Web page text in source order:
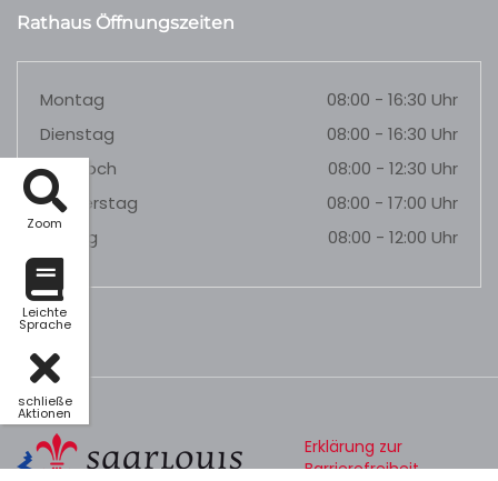
Zoom
Leichte
Sprache
schließe
Aktionen
Rathaus Öffnungszeiten
Montag
08:00 - 16:30 Uhr
Dienstag
08:00 - 16:30 Uhr
Mittwoch
08:00 - 12:30 Uhr
Donnerstag
08:00 - 17:00 Uhr
Freitag
08:00 - 12:00 Uhr
Erklärung zur
Barrierefreiheit